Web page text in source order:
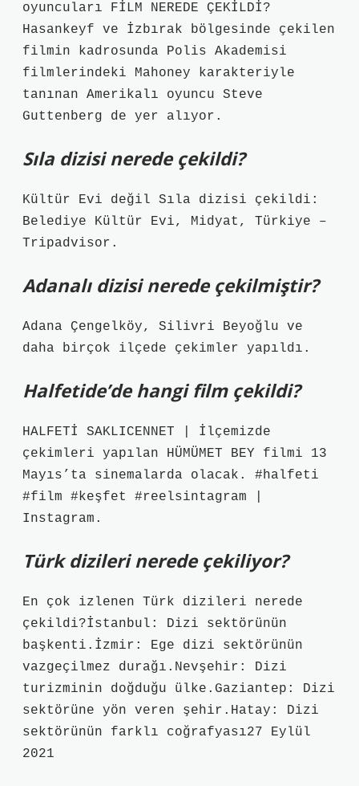
oyuncuları FİLM NEREDE ÇEKİLDİ?
Hasankeyf ve İzbırak bölgesinde çekilen
filmin kadrosunda Polis Akademisi
filmlerindeki Mahoney karakteriyle
tanınan Amerikalı oyuncu Steve
Guttenberg de yer alıyor.
Sıla dizisi nerede çekildi?
Kültür Evi değil Sıla dizisi çekildi:
Belediye Kültür Evi, Midyat, Türkiye –
Tripadvisor.
Adanalı dizisi nerede çekilmiştir?
Adana Çengelköy, Silivri Beyoğlu ve
daha birçok ilçede çekimler yapıldı.
Halfetide’de hangi film çekildi?
HALFETİ SAKLICENNET | İlçemizde
çekimleri yapılan HÜMÜMET BEY filmi 13
Mayıs’ta sinemalarda olacak. #halfeti
#film #keşfet #reelsintagram |
Instagram.
Türk dizileri nerede çekiliyor?
En çok izlenen Türk dizileri nerede
çekildi?İstanbul: Dizi sektörünün
başkenti.İzmir: Ege dizi sektörünün
vazgeçilmez durağı.Nevşehir: Dizi
turizminin doğduğu ülke.Gaziantep: Dizi
sektörüne yön veren şehir.Hatay: Dizi
sektörünün farklı coğrafyası27 Eylül
2021